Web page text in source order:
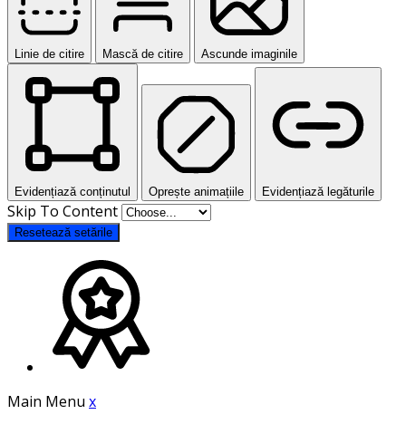
Linie de citire Mască de citire Ascunde imaginile
Evidențiază conținutul Oprește animațiile Evidențiază legăturile
Skip To Content
Resetează setările
Main Menu x